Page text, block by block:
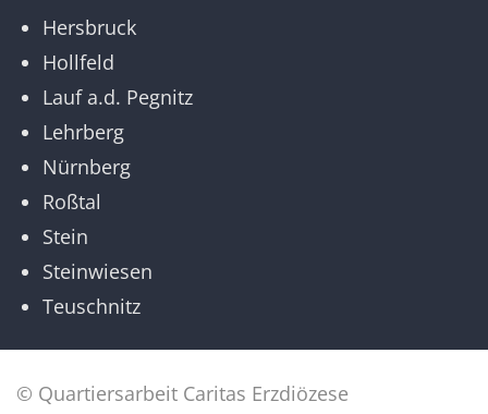
Hersbruck
Hollfeld
Lauf a.d. Pegnitz
Lehrberg
Nürnberg
Roßtal
Stein
Steinwiesen
Teuschnitz
© Quartiersarbeit Caritas Erzdiözese